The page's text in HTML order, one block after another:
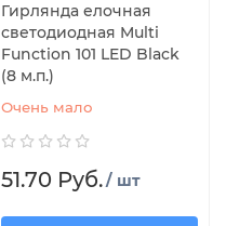
Гирлянда елочная
светодиодная Multi
Function 101 LED Black
(8 м.п.)
Очень мало
51.70 Руб./ шт